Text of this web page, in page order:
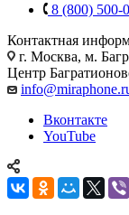
8 (800) 500-
Контактная
г. Москва, м.
Центр
Вконтакте
YouTube